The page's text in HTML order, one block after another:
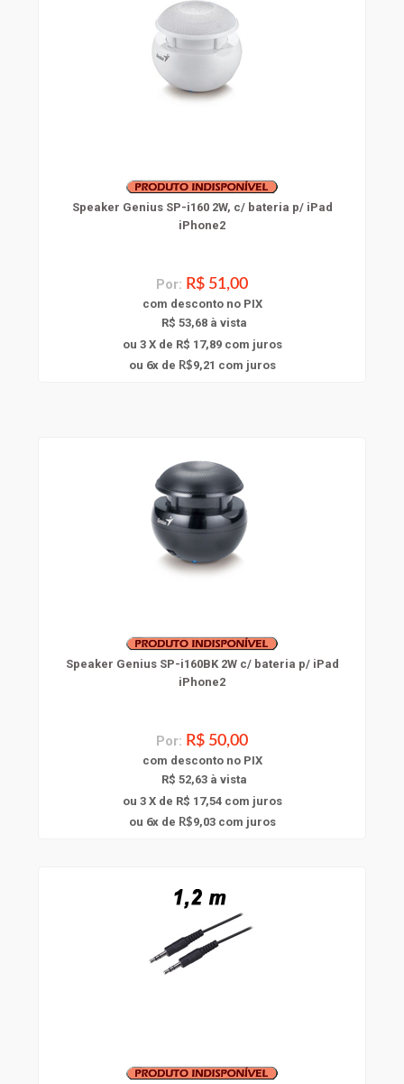
Speaker Genius SP-i160 2W, c/ bateria p/ iPad
iPhone2
Por: R$ 51,00
com desconto no PIX
R$ 53,68 à vista
ou 3 X de R$ 17,89com juros
ou 6x de R$9,21 com juros
Speaker Genius SP-i160BK 2W c/ bateria p/ iPad
iPhone2
Por: R$ 50,00
com desconto no PIX
R$ 52,63 à vista
ou 3 X de R$ 17,54com juros
ou 6x de R$9,03com juros